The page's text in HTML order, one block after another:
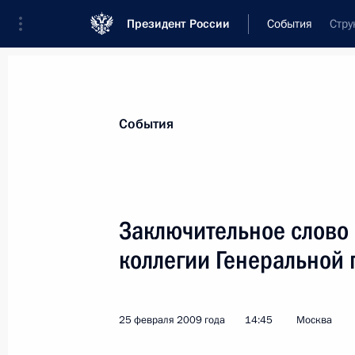
Президент России События
Новости
Послания Федеральному Собранию
Заявления по важнейшим вопросам
Речи и обращения
События
Заключительное
коллегии Генеральной
25 февраля 2009 года 14:45 Москва